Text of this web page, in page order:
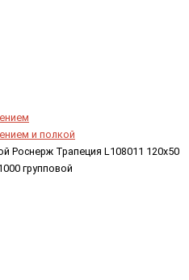
и полкой
Роснерж Трапеция L108011 120x50
групповой